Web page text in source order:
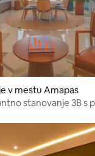
v mestu Amapas
stanovanje 3B s
z značko